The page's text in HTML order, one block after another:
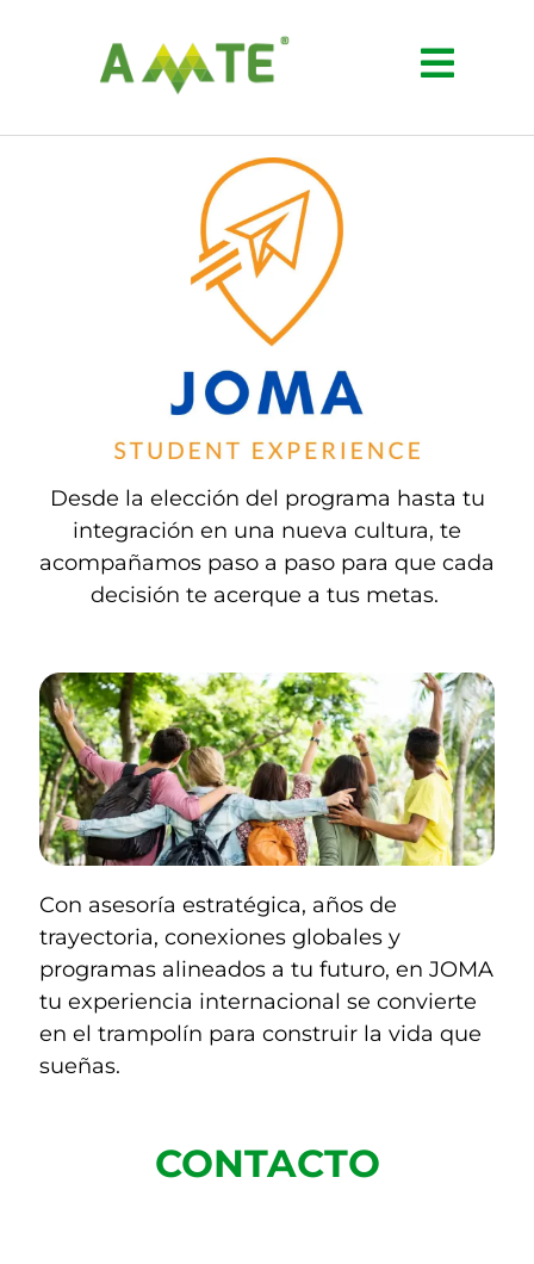
Desde la elección del programa hasta tu
integración en una nueva cultura, te
acompañamos paso a paso para que cada
decisión te acerque a tus metas.
Con asesoría estratégica, años de
trayectoria, conexiones globales y
programas alineados a tu futuro, en JOMA
tu experiencia internacional se convierte
en el trampolín para construir la vida que
sueñas.
CONTACTO